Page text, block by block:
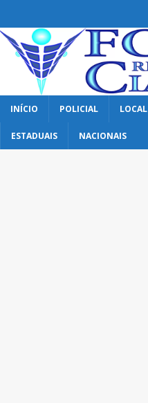
INÍCIO POLICIAL LOCAL
ESTADUAIS NACIONAIS